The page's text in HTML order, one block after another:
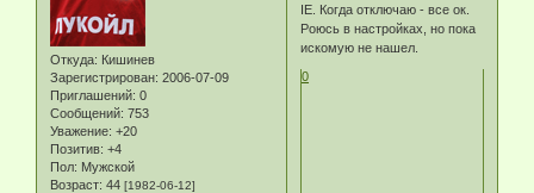
Откуда: Кишинев
Зарегистрирован: 2006-07-09
Приглашений: 0
Сообщений: 753
Уважение: +20
Позитив: +4
Пол: Мужской
Возраст: 44 [1982-06-12]
IE. Когда отключаю - все ок.
Роюсь в настройках, но пока
искомую не нашел.
0